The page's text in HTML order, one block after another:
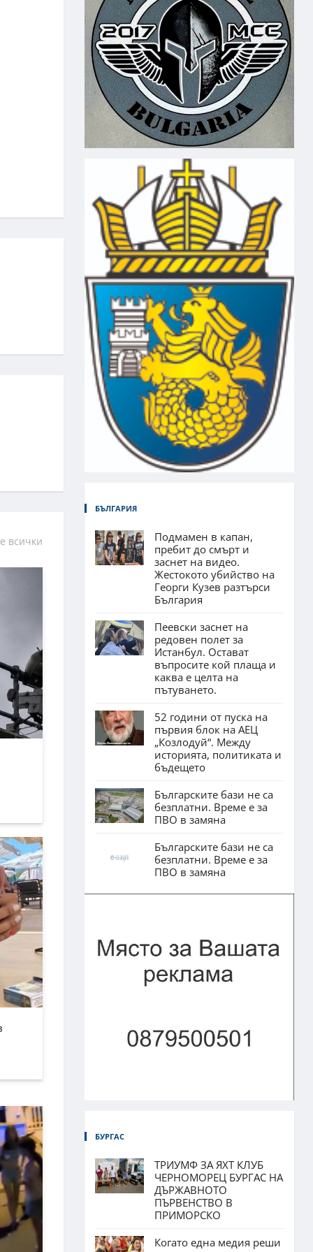
всички
БЪЛГАРИЯ
Подмамен в капан,
пребит до смърт и
заснет на видео.
Жестокото убийство на
Георги Кузев разтърси
България
Пеевски заснет на
редовен полет за
Истанбул. Остават
въпросите кой плаща и
каква е целта на
пътуването.
52 години от пуска на
първия блок на АЕЦ
„Козлодуй“. Между
историята, политиката и
бъдещето
Българските бази не са
безплатни. Време е за
ПВО в замяна
Българските бази не са
безплатни. Време е за
ПВО в замяна
БУРГАС
ТРИУМФ ЗА ЯХТ КЛУБ
ЧЕРНОМОРЕЦ БУРГАС НА
ДЪРЖАВНОТО
ПЪРВЕНСТВО В
ПРИМОРСКО
Когато една медия реши